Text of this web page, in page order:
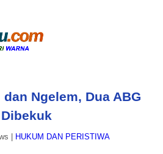
Ngelem, Dua ABG
Dibekuk
HUKUM DAN PERISTIWA